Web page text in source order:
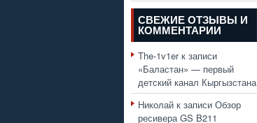
СВЕЖИЕ ОТЗЫВЫ И
КОММЕНТАРИИ
The-1v1erк записи
«Баластан» — первый
детский канал Кыргызстана
Николай к записи Обзор
ресивера GS B211